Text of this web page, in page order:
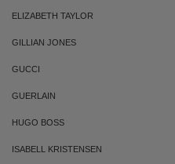
ELIZABETH TAYLOR
GILLIAN JONES
GUCCI
GUERLAIN
HUGO BOSS
ISABELL KRISTENSEN